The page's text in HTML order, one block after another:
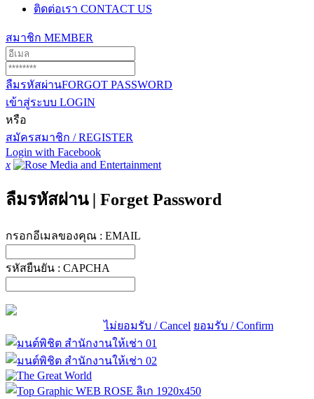
ติดต่อเรา CONTACT US
สมาชิก MEMBER
ลืมรหัสผ่านFORGOT PASSWORD
เข้าสู่ระบบ LOGIN
หรือ
สมัครสมาชิก / REGISTER
Login with Facebook
x
ลืมรหัสผ่าน | Forget Password
กรอกอีเมลของคุณ : EMAIL
รหัสยืนยัน : CAPCHA
ไม่ยอมรับ / Cancel ยอมรับ / Confirm